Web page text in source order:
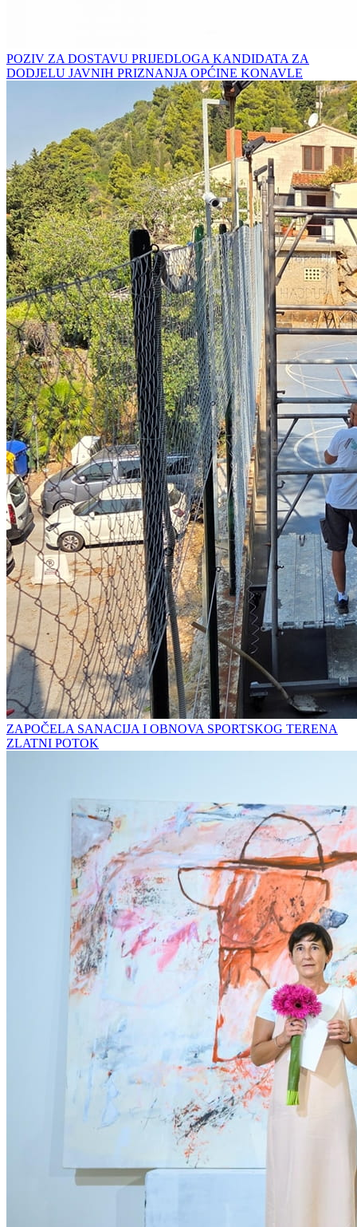
POZIV ZA DOSTAVU PRIJEDLOGA KANDIDATA ZA
DODJELU JAVNIH PRIZNANJA OPĆINE KONAVLE
ZAPOČELA SANACIJA I OBNOVA SPORTSKOG TERENA
ZLATNI POTOK